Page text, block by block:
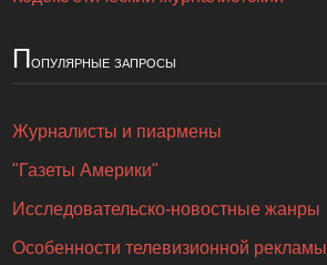
Популярные запросы
Журналисты и пиармены
"Газеты Америки"
Исследовательско-новостные жанры
Особенности телевизионной рекламы